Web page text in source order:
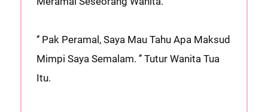
‘’ Pak Peramal, Saya Mau Tahu Apa Maksud
Mimpi Saya Semalam. ’’ Tutur Wanita Tua
Itu.